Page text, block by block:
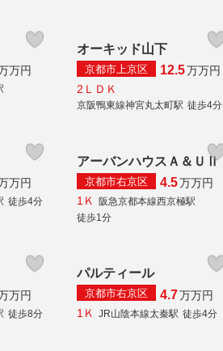
万円
オーキッド山下
京都市上京区 12.5万万円
2ＬＤＫ
京阪鴨東線神宮丸太町駅 徒歩4分
万円
徒歩4分
アーバンハウスＡ＆ＵⅡ
京都市右京区 4.5万万円
1Ｋ 阪急京都本線西京極駅
徒歩1分
万円
徒歩8分
パルティール
京都市右京区 4.7万万円
1Ｋ
JR山陰本線太秦駅 徒歩4分